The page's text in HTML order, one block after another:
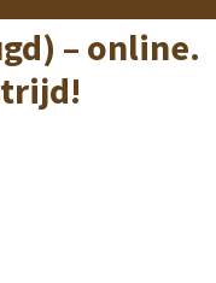
– online.